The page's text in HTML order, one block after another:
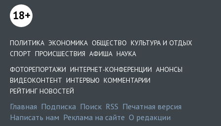
18+
ПОЛИТИКА ЭКОНОМИКА ОБЩЕСТВО КУЛЬТУРА И ОТДЫХ
СПОРТ ПРОИСШЕСТВИЯ АФИША НАУКА
ФОТОРЕПОРТАЖИ ИНТЕРНЕТ-КОНФЕРЕНЦИИ АНОНСЫ
ВИДЕОКОНТЕНТ ИНТЕРВЬЮ КОММЕНТАРИИ
РЕЙТИНГ НОВОСТЕЙ
Главная Подписка Поиск RSS Печатная версия
Написать нам Реклама на сайте О редакции